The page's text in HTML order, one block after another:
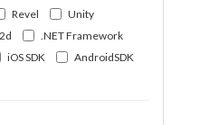
Revel
Unity
.NET Framework
iOS SDK
AndroidSDK